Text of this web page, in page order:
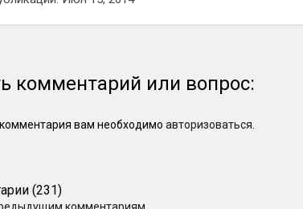
комментарий или вопрос:
вам необходимо авторизоваться
(231)